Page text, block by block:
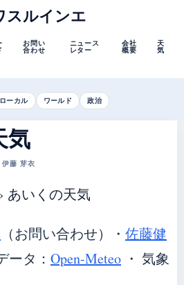
スルインエ
お問い
合わせ
ニュース
レター
会社
概要
天
気
ローカル ワールド 政治
気
藤 芽衣
› あいくの天気
（お問い合わせ） ・ 佐藤健
ータ： Open-Meteo ・ 気象